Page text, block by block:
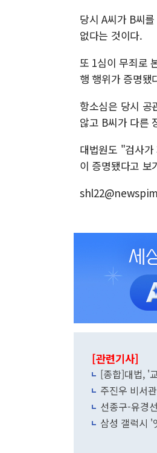
당시 A씨가 B씨
없다는 것이다.
또 1심이 무죄로
행 행위가 증명됐
항소심은 당시 공
않고 B씨가 다른
대법원도 "검사
이 증명됐다고 보
[관련기사]
[종합]대법, '
주진우 비서
선종구-유경
삼성 갤럭시 '